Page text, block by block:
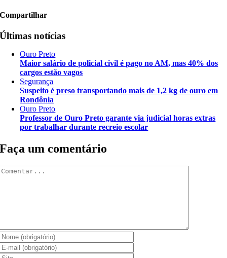
Compartilhar
Últimas notícias
Ouro Preto
Maior salário de policial civil é pago no AM, mas 40% dos
cargos estão vagos
Segurança
Suspeito é preso transportando mais de 1,2 kg de ouro em
Rondônia
Ouro Preto
Professor de Ouro Preto garante via judicial horas extras
por trabalhar durante recreio escolar
Faça um comentário